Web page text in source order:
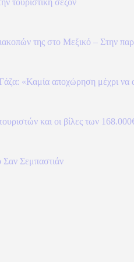
τουριστική σεζόν
της στο Μεξικό – Στην
«Καμία αποχώρηση μέχρι
και οι βίλες των
Σαν Σεμπαστιάν